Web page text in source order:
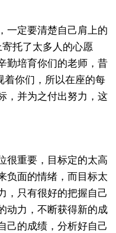
一定要清楚自己肩上的
托了太多人的心愿
培育你们的老师，昔
着你们，所以在座的每
，并为之付出努力，这
很重要，目标定的太高
负面的情绪，而目标太
，只有很好的把握自己
动力，不断获得新的成
己的成绩，分析好自己